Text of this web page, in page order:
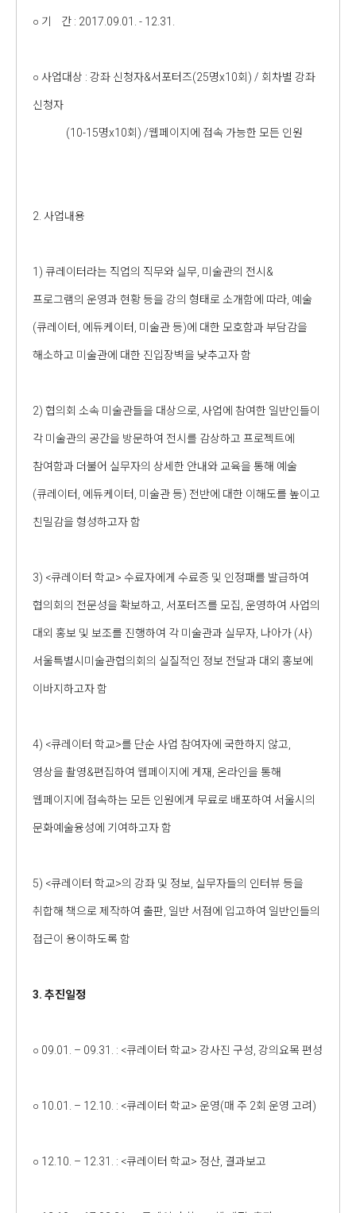
○ 기 간 : 2017.09.01. - 12.31.
○ 사업대상 : 강좌 신청자&서포터즈(25명x10회) / 회차별 강좌
신청자
(10-15명x10회) /웹페이지에 접속 가능한 모든 인원
2. 사업내용
1) 큐레이터라는 직업의 직무와 실무, 미술관의 전시&
프로그램의 운영과 현황 등을 강의 형태로 소개함에 따라, 예술
(큐레이터, 에듀케이터, 미술관 등)에 대한 모호함과 부담감을
해소하고 미술관에 대한 진입장벽을 낮추고자 함
2) 협의회 소속 미술관들을 대상으로, 사업에 참여한 일반인들이
각 미술관의 공간을 방문하여 전시를 감상하고 프로젝트에
참여함과 더불어 실무자의 상세한 안내와 교육을 통해 예술
(큐레이터, 에듀케이터, 미술관 등) 전반에 대한 이해도를 높이고
친밀감을 형성하고자 함
3) <큐레이터 학교> 수료자에게 수료증 및 인정패를 발급하여
협의회의 전문성을 확보하고, 서포터즈를 모집, 운영하여 사업의
대외 홍보 및 보조를 진행하여 각 미술관과 실무자, 나아가 (사)
서울특별시미술관협의회의 실질적인 정보 전달과 대외 홍보에
이바지하고자 함
4) <큐레이터 학교>를 단순 사업 참여자에 국한하지 않고,
영상을 촬영&편집하여 웹페이지에 게재, 온라인을 통해
웹페이지에 접속하는 모든 인원에게 무료로 배포하여 서울시의
문화예술융성에 기여하고자 함
5) <큐레이터 학교>의 강좌 및 정보, 실무자들의 인터뷰 등을
취합해 책으로 제작하여 출판, 일반 서점에 입고하여 일반인들의
접근이 용이하도록 함
3. 추진일정
○ 09.01. – 09.31. : <큐레이터 학교> 강사진 구성, 강의요목 편성
○ 10.01. – 12.10. : <큐레이터 학교> 운영(매 주 2회 운영 고려)
○ 12.10. – 12.31. : <큐레이터 학교> 정산, 결과보고